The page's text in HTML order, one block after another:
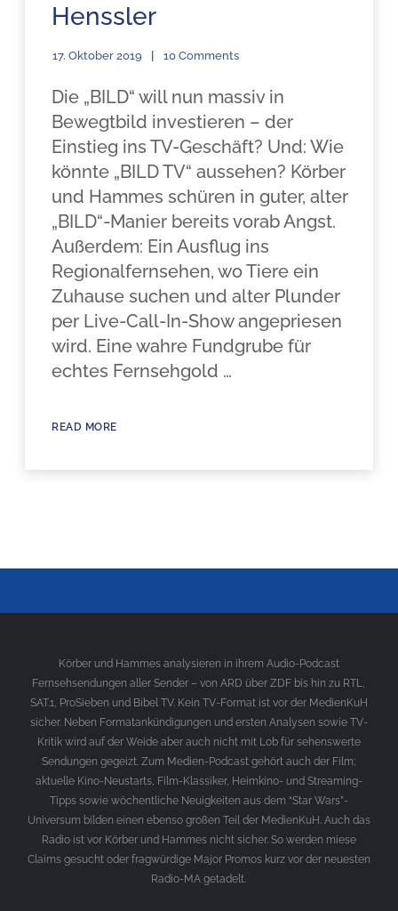
Henssler
17. Oktober 2019 10 Comments
Die „BILD“ will nun massiv in
Bewegtbild investieren – der
Einstieg ins TV-Geschäft? Und: Wie
könnte „BILD TV“ aussehen? Körber
und Hammes schüren in guter, alter
„BILD“-Manier bereits vorab Angst.
Außerdem: Ein Ausflug ins
Regionalfernsehen, wo Tiere ein
Zuhause suchen und alter Plunder
per Live-Call-In-Show angepriesen
wird. Eine wahre Fundgrube für
echtes Fernsehgold …
READ MORE
Körber und Hammes analysieren in ihrem Audio-Podcast
Fernsehsendungen aller Sender – von ARD über ZDF bis hin zu RTL,
SAT.1, ProSieben und Bibel TV. Kein TV-Format ist vor der MedienKuH
sicher. Neben Formatankündigungen und ersten Analysen sowie TV-
Kritik wird auf der Weide aber auch nicht mit Lob für sehenswerte
Sendungen gegeizt. Zum Medien-Podcast gehört auch der Film;
aktuelle Kino-Neustarts, Film-Klassiker, Heimkino- und Streaming-
Tipps sowie wöchentliche Neuigkeiten aus dem “Star Wars”-
Universum bilden einen ebenso großen Teil der MedienKuH. Auch das
Radio ist vor Körber und Hammes nicht sicher. So werden miese
Claims gesucht oder fragwürdige Major Promos kurz vor der neuesten
Radio-MA getadelt.